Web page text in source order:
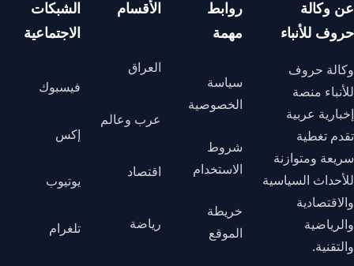
عن وكالة
حروف للأنباء
وكالة حروف
للأنباء منصة
إخبارية عربية
تقدم تغطية
سريعة ومتوازنة
للأحداث السياسية
والاقتصادية
والرياضية
والتقنية.
روابط
مهمة
سياسة
الخصوصية
شروط
الاستخدام
خريطة
الموقع
الأقسام
العراق
عرب وعالم
اقتصاد
رياضة
الشبكات
الاجتماعية
فيسبوك
إكس
يوتيوب
تلغرام